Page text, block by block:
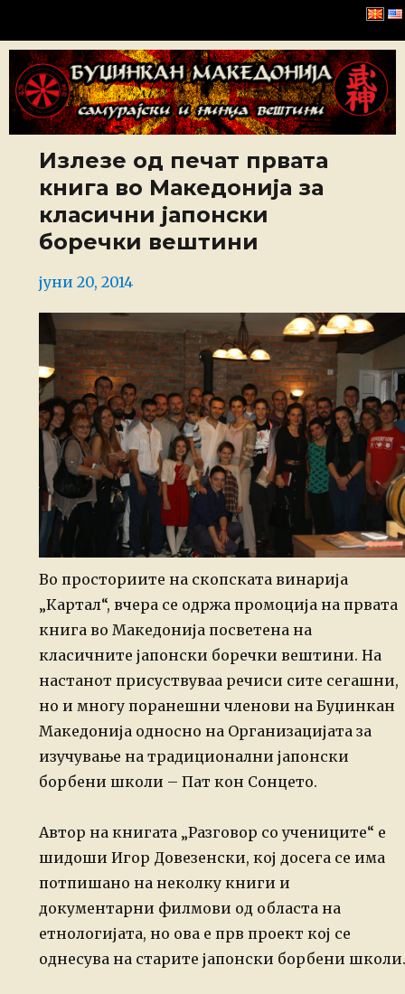
Буџинкан Македонија
Излезе од печат првата
книга во Македонија за
класични јапонски
боречки вештини
Posted
јуни 20, 2014
Во просториите на скопската винарија
„Картал“, вчера се одржа промоција на првата
книга во Македонија посветена на
класичните јапонски боречки вештини. На
настанот присуствуваа речиси сите сегашни,
но и многу поранешни членови на Буџинкан
Македонија односно на Организацијата за
изучување на традиционални јапонски
борбени школи – Пат кон Сонцето.
Автор на книгата „Разговор со учениците“ е
шидоши Игор Довезенски, кој досега се има
потпишано на неколку книги и
документарни филмови од областа на
етнологијата, но ова е прв проект кој се
однесува на старите јапонски борбени школи.